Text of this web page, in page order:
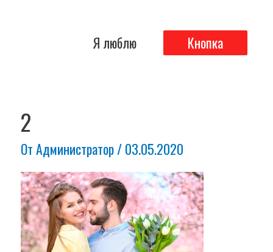
Я люблю Кнопка
2
ОтАдминистратор/03.05.2020
записям